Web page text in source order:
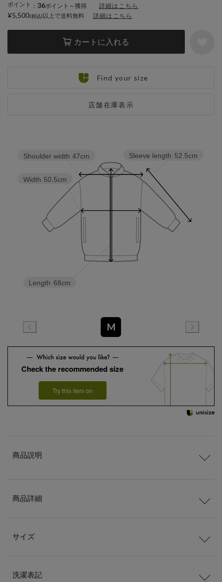
ポイント ： 36ポイント～獲得 詳細はこちら
カートに入れる
店舗在庫表示
¥5,500 以上で送料無料 詳細はこちら
Find your size
Sleeve length 52.5cm
Length 68cm
Width 50.5cm
Shoulder width 47cm
M
Check the recommended size
Try this item on
商品説明
商品詳細
サイズ
洗濯表記